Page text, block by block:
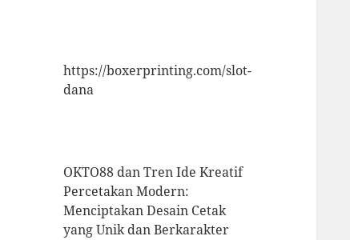
https://boxerprinting.com/slot-
dana
OKTO88 dan Tren Ide Kreatif
Percetakan Modern:
Menciptakan Desain Cetak
yang Unik dan Berkarakter